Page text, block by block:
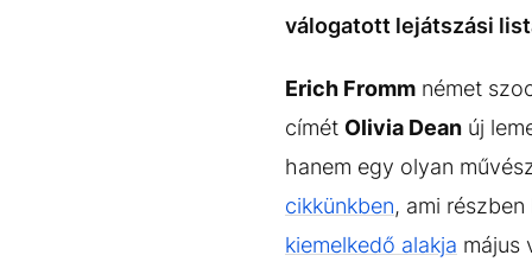
válogatott lejátszási
Erich Fromm német
címét Olivia Dean új
hanem egy olyan
cikkünkben, ami
kiemelkedő alakja május